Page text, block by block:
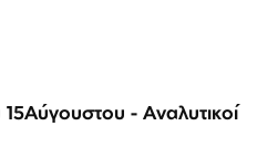
- Αναλυτικοί